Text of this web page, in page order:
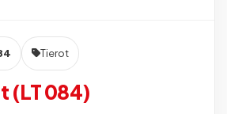
Tierot
(LT 084)